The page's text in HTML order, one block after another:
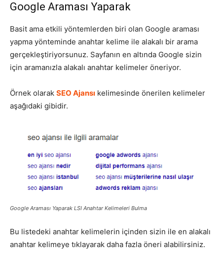
Google Araması Yaparak
Basit ama etkili yöntemlerden biri olan Google araması
yapma yönteminde anahtar kelime ile alakalı bir arama
gerçekleştiriyorsunuz. Sayfanın en altında Google sizin
için aramanızla alakalı anahtar kelimeler öneriyor.
Örnek olarak SEO Ajansı kelimesinde önerilen kelimeler
aşağıdaki gibidir.
Google Araması Yaparak LSI Anahtar Kelimeleri Bulma
Bu listedeki anahtar kelimelerin içinden sizin ile en alakalı
anahtar kelimeye tıklayarak daha fazla öneri alabilirsiniz.